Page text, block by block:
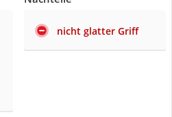
nicht glatter Griff